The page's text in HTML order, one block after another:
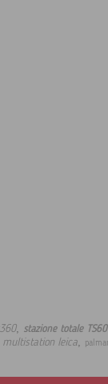
, stazione totale TS60
multistation leica,